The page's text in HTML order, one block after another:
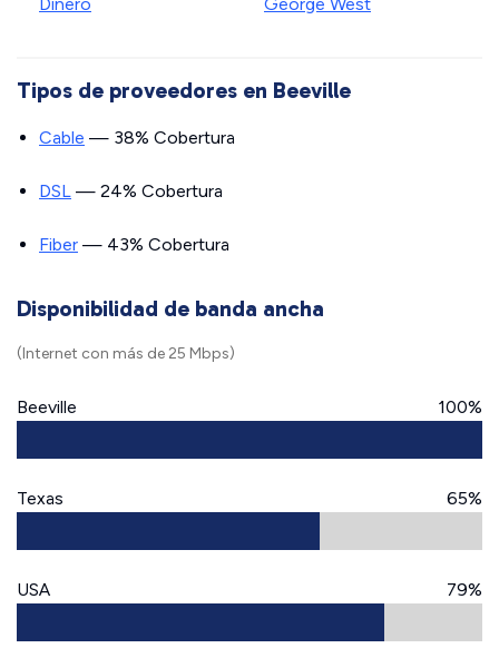
Tipos de proveedores en Beeville
Cable — 38% Cobertura
DSL — 24% Cobertura
Fiber — 43% Cobertura
Disponibilidad de banda ancha
(Internet con más de 25 Mbps)
Beeville 100%
Texas 65%
USA 79%